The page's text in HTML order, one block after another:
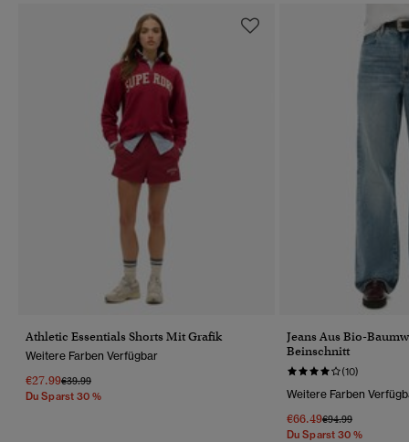
Athletic Essentials Shorts Mit Grafik
Weitere Farben Verfügbar
€27.99Preis Wurde Reduziert Von
€39.99Bis
Du Sparst 30 %
Jeans Aus Bio-
Beinschnitt
(10)
Weitere Farben
€66.49Preis Wurde
€94.99Bis
Du Sparst 30 %